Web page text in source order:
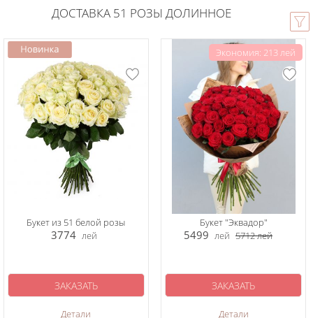
ДОСТАВКА 51 РОЗЫ ДОЛИННОЕ
Букет из 51 белой розы
3774 лей
Детали
ЗАКАЗАТЬ
Экономия: 213 лей
Букет "Эквадор"
5499 лей 5712лей
Детали
ЗАКАЗАТЬ